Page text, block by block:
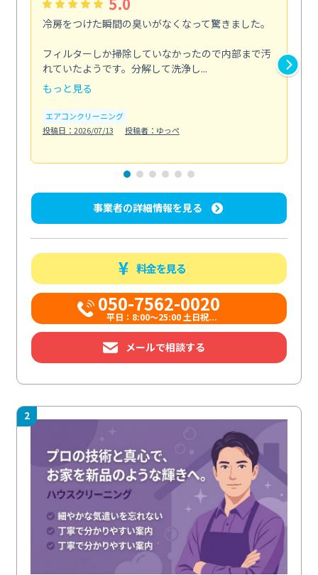
冷房をつけた瞬間の臭いがなくなって驚きました。
フィルターしか掃除していなかったので内部まで汚
れていたようです。分解して洗浄し...
もっと見る
エアコンクリーニング
投稿日：2026/07/13
投稿者：ゆっぺ
事業者の詳細情報を見る
料金を見る
050-7562-0020
平日：8:00〜25:00 土日祝...
メールで相談する
2